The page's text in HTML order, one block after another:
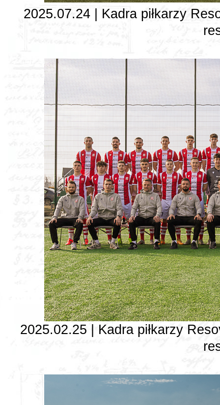
2025.07.24 | Kadra piłkarzy
2025.02.25 | Kadra piłkarzy